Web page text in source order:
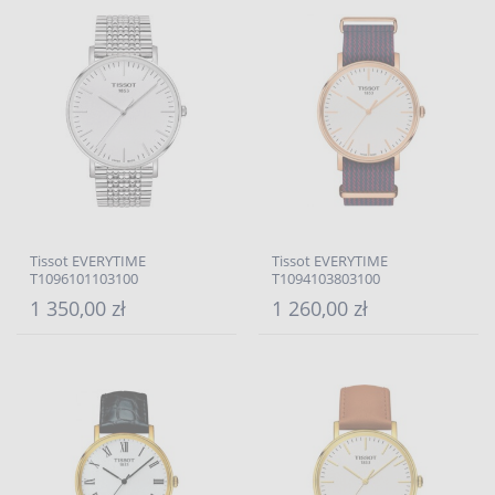
Tissot EVERYTIME
T1096101103100
1 350,00 zł
Tissot EVERYTIME
T1094103803100
1 260,00 zł